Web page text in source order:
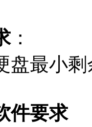
：
盘最小
件要求